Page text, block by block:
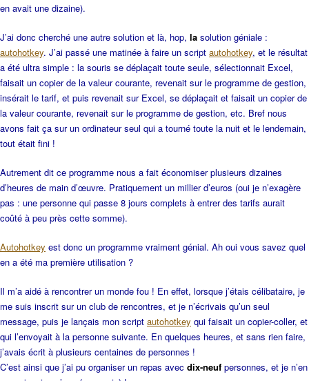
en avait une dizaine).
J’ai donc cherché une autre solution et là, hop, la solution géniale :
autohotkey. J’ai passé une matinée à faire un script autohotkey, et le résultat
a été ultra simple : la souris se déplaçait toute seule, sélectionnait Excel,
faisait un copier de la valeur courante, revenait sur le programme de gestion,
insérait le tarif, et puis revenait sur Excel, se déplaçait et faisait un copier de
la valeur courante, revenait sur le programme de gestion, etc. Bref nous
avons fait ça sur un ordinateur seul qui a tourné toute la nuit et le lendemain,
tout était fini !
Autrement dit ce programme nous a fait économiser plusieurs dizaines
d’heures de main d’œuvre. Pratiquement un millier d’euros (oui je n’exagère
pas : une personne qui passe 8 jours complets à entrer des tarifs aurait
coûté à peu près cette somme).
Autohotkey est donc un programme vraiment génial. Ah oui vous savez quel
en a été ma première utilisation ?
Il m’a aidé à rencontrer un monde fou ! En effet, lorsque j’étais célibataire, je
me suis inscrit sur un club de rencontres, et je n’écrivais qu’un seul
message, puis je lançais mon script autohotkey qui faisait un copier-coller, et
qui l’envoyait à la personne suivante. En quelques heures, et sans rien faire,
j’avais écrit à plusieurs centaines de personnes !
C’est ainsi que j’ai pu organiser un repas avec dix-neuf personnes, et je n’en